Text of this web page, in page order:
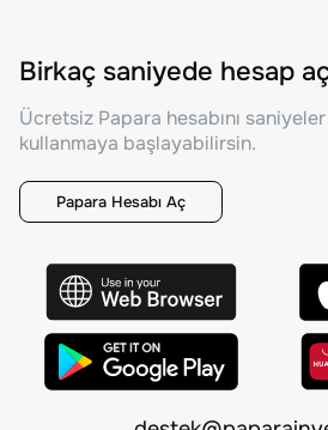
Birkaç saniyede hesap
Ücretsiz Papara hesabını
kullanmaya başlayabilirsin.
Papara Hesabı Aç